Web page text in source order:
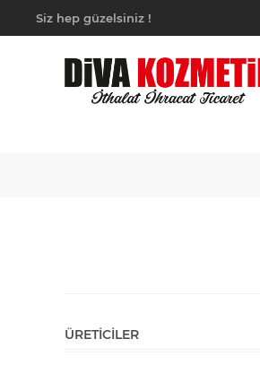
Siz hep güzelsiniz !
ÜRETICILER